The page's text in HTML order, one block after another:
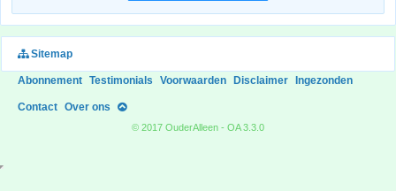
Sitemap
Abonnement Testimonials Voorwaarden Disclaimer Ingezonden
Contact Over ons
© 2017 OuderAlleen - OA 3.3.0